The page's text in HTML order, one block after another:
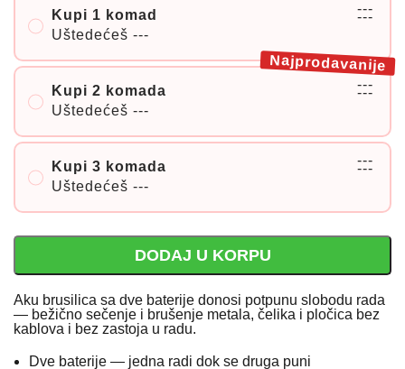
Kupi 1 komad
Uštedećeš ---
---
---
Kupi 2 komada
Uštedećeš ---
---
---
Najprodavanije
Kupi 3 komada
Uštedećeš ---
---
---
DODAJ U KORPU
Aku brusilica sa dve baterije donosi potpunu slobodu rada
— bežično sečenje i brušenje metala, čelika i pločica bez
kablova i bez zastoja u radu.
Dve baterije — jedna radi dok se druga puni